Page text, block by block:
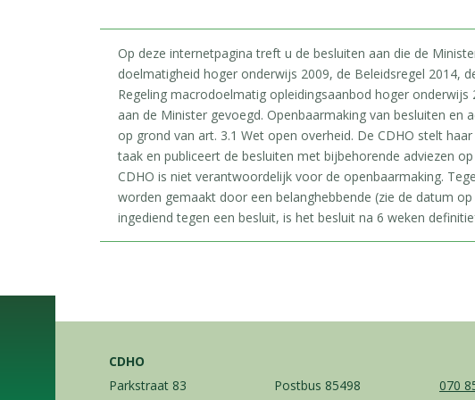
Op deze internetpagina treft u de besluiten aan die de
doelmatigheid hoger onderwijs 2009, de Beleidsregel 2014,
Regeling macrodoelmatig opleidingsaanbod hoger onderwijs
aan de Minister gevoegd. Openbaarmaking van besluiten en
op grond van art. 3.1 Wet open overheid. De CDHO stelt
taak en publiceert de besluiten met bijbehorende adviezen
CDHO is niet verantwoordelijk voor de openbaarmaking.
worden gemaakt door een belanghebbende (zie de datum
ingediend tegen een besluit, is het besluit na 6 weken
CDHO
Parkstraat 83
Postbus 85498 070